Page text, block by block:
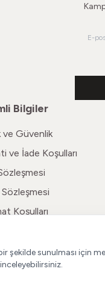
Bilgiler
ve Güvenlik
ve İade Koşulları
Sözleşmesi
Koşulları
şekilde sunulması için